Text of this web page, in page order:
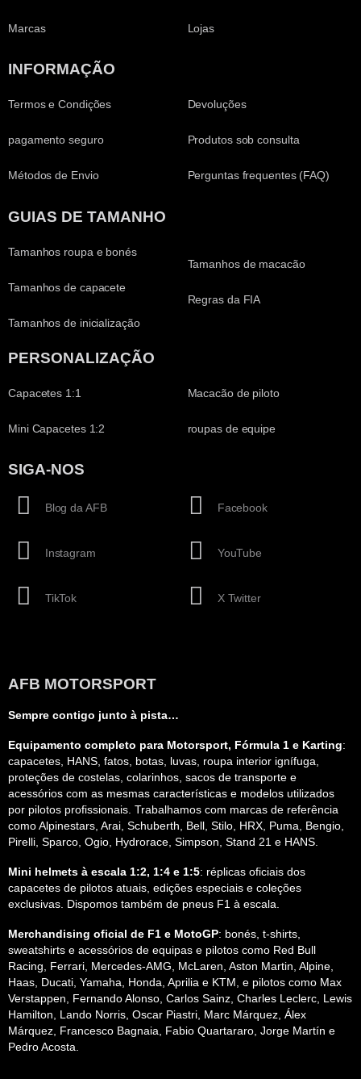
Marcas Lojas
INFORMAÇÃO
Termos e Condições
pagamento seguro
Métodos de Envio
Devoluções
Produtos sob consulta
Perguntas frequentes (FAQ)
GUIAS DE TAMANHO
Tamanhos roupa e bonés
Tamanhos de capacete
Tamanhos de inicialização
Tamanhos de macacão
Regras da FIA
PERSONALIZAÇÃO
Capacetes 1:1
Mini Capacetes 1:2
Macacão de piloto
roupas de equipe
SIGA-NOS
Blog da AFB
Instagram
TikTok
Facebook
YouTube
X Twitter
AFB MOTORSPORT
Sempre contigo junto à pista…
Equipamento completo para Motorsport, Fórmula 1 e Karting:
capacetes, HANS, fatos, botas, luvas, roupa interior ignífuga,
proteções de costelas, colarinhos, sacos de transporte e
acessórios com as mesmas características e modelos utilizados
por pilotos profissionais. Trabalhamos com marcas de referência
como Alpinestars, Arai, Schuberth, Bell, Stilo, HRX, Puma, Bengio,
Pirelli, Sparco, Ogio, Hydrorace, Simpson, Stand 21 e HANS.
Mini helmets à escala 1:2, 1:4 e 1:5: réplicas oficiais dos
capacetes de pilotos atuais, edições especiais e coleções
exclusivas. Dispomos também de pneus F1 à escala.
Merchandising oficial de F1 e MotoGP: bonés, t-shirts,
sweatshirts e acessórios de equipas e pilotos como Red Bull
Racing, Ferrari, Mercedes-AMG, McLaren, Aston Martin, Alpine,
Haas, Ducati, Yamaha, Honda, Aprilia e KTM, e pilotos como Max
Verstappen, Fernando Alonso, Carlos Sainz, Charles Leclerc, Lewis
Hamilton, Lando Norris, Oscar Piastri, Marc Márquez, Álex
Márquez, Francesco Bagnaia, Fabio Quartararo, Jorge Martín e
Pedro Acosta.